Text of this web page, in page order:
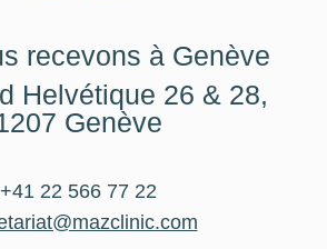
recevons à Genève
Helvétique 26 & 28,
Genève
+41 22 566 77 22